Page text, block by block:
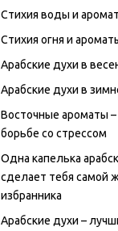
Стихия воды и
Стихия огня и
Арабские духи в
Арабские духи в
Восточные ароматы
борьбе со стрессом
Одна капелька
сделает тебя самой
избранника
Арабские духи –